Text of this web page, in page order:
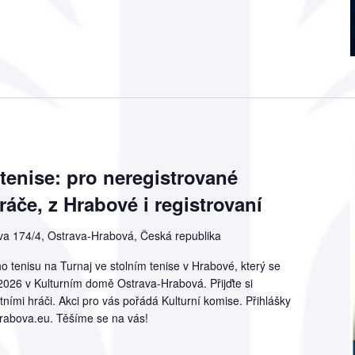
pro neregistrované
z Hrabové i registrovaní
174/4, Ostrava-Hrabová, Česká republika
tenisu na Turnaj ve stolním tenise v Hrabové, který se
v Kulturním domě Ostrava-Hrabová. Přijďte si
hráči. Akci pro vás pořádá Kulturní komise. Přihlášky
Těšíme se na vás!